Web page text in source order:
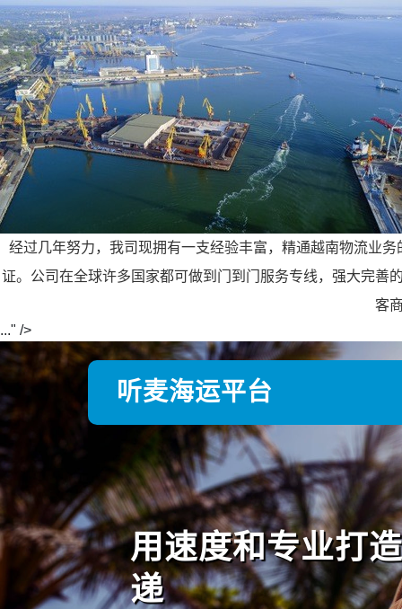
经过几年努力，我司现拥有一支经验丰富，精通越南物流业
证。公司在全球许多国家都可做到门到门服务专线，强大完善
客
..." />
听麦海运平台
用速度和专业打
递